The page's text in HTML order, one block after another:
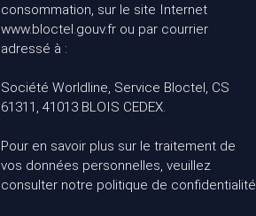
consommation, sur le site Internet
www.bloctel.gouv.fr ou par courrier
adressé à :
Société Worldline, Service Bloctel, CS
61311, 41013 BLOIS CEDEX.
Pour en savoir plus sur le traitement de
vos données personnelles, veuillez
consulter notre politique de confidentialité